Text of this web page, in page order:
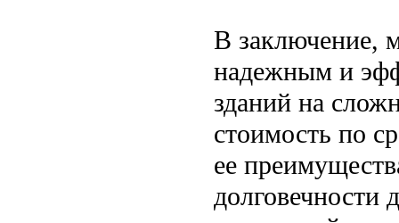
В заключение,
надежным и
зданий на
стоимость по
ее
долговечности